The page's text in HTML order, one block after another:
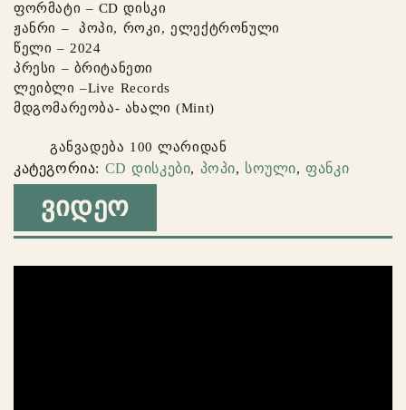
ფორმატი – CD დისკი
ჟანრი – პოპი, როკი, ელექტრონული
წელი – 2024
პრესი – ბრიტანეთი
ლეიბლი –Live Records
მდგომარეობა- ახალი (Mint)
განვადება 100 ლარიდან
კატეგორია: CD დისკები, პოპი, სოული,ფანკი
ᲕᲘᲓᲔᲝ